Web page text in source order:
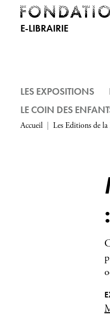
E-LIBRAIRIE
LES EXPOSITIONS
LE COIN DES
Accueil Les Editions de